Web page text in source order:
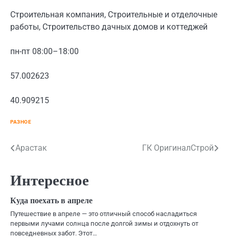
Строительная компания, Строительные и отделочные
работы, Строительство дачных домов и коттеджей
пн-пт 08:00–18:00
57.002623
40.909215
РАЗНОЕ
Навигация
записям
Арастак ГК ОригиналСтрой
Интересное
Куда поехать в апреле
Путешествие в апреле — это отличный способ насладиться
первыми лучами солнца после долгой зимы и отдохнуть от
повседневных забот. Этот…